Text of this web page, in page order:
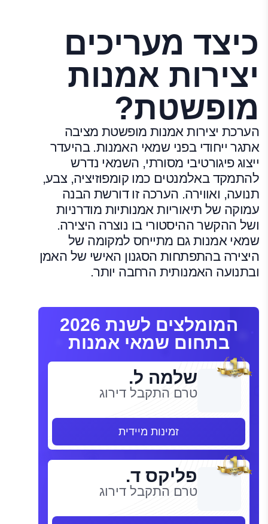
כיצד מעריכים
יצירות אמנות
מופשטת?
הערכת יצירות אמנות מופשטת מציבה
אתגר ייחודי בפני שמאי האמנות. בהיעדר
ייצוג פיגורטיבי מסורתי, השמאי נדרש
להתמקד באלמנטים כמו קומפוזיציה, צבע,
תנועה, ואווירה. הערכה זו דורשת הבנה
עמוקה של תיאוריות אמנותיות מודרניות
ושל ההקשר ההיסטורי בו נוצרה היצירה.
שמאי אמנות גם מתייחס למקומה של
היצירה בהתפתחות הסגנון האישי של האמן
ובתנועה האמנותית הרחבה יותר.
המומלצים לשנת 2026
בתחום שמאי אמנות
שלמה ל.
טרם התקבל דירוג
זמינות מיידית
פליקס ד.
טרם התקבל דירוג